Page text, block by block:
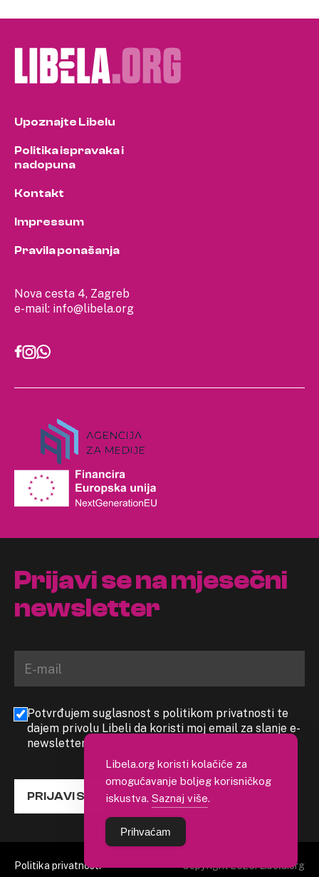
pagination
Nova cesta 4, Zagreb
e-mail: info@libela.org
Upoznajte Libelu
Politika ispravaka i
nadopuna
Kontakt
Impressum
Pravila ponašanja
Prijavi se na mjesečni
newsletter
Potvrđujem suglasnost s politikom privatnosti te
dajem privolu Libeli da koristi moj email za slanje e-
newslettera
PRIJAVI SE
Politika privatnosti Copyright 2026. Libela.org
Libela.org koristi kolačiće za
omogućavanje boljeg korisničkog
iskustva. Saznaj više.
Prihvaćam